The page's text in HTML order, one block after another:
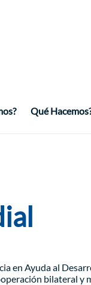
Qué
en Ayuda al
bilateral y